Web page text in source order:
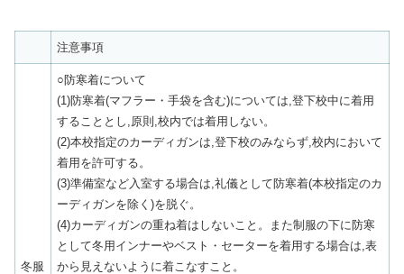
注意事項
冬服
○防寒着について
(1)防寒着(マフラー・手袋を含む)については,登下校中に着用
することとし,原則,校内では着用しない。
(2)本校指定のカーディガンは,登下校のみならず,校内において
着用を許可する。
(3)準備室など入室する場合は,礼儀として防寒着(本校指定のカ
ーディガンを除く)を脱ぐ。
(4)カーディガンの重ね着はしないこと。また制服の下に防寒
として冬用インナーやベスト・セーターを着用する場合は,表
から見えないように着こなすこと。